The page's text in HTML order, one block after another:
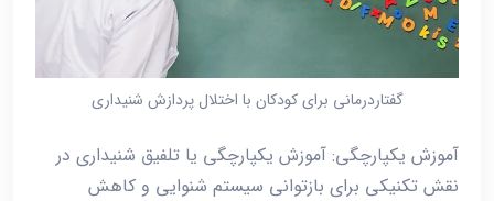
گفتاردرمانی برای کودکان با اختلال پردازش شنیداری
آموزش یکپارچگی: آموزش یکپارچگی یا تلفیق شنیداری در
نقش تکنیکی برای بازتوانی سیستم شنوایی و کاهش